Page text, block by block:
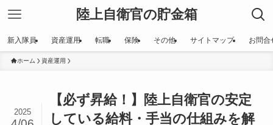
陸上自衛官の貯金箱
新入隊員 資産運用 転職 保険 その他 サイトマップ お問合
ホーム 資産運用
【必ず昇給！】陸上自衛官の安定
している給料・手当の仕組みを解
2025